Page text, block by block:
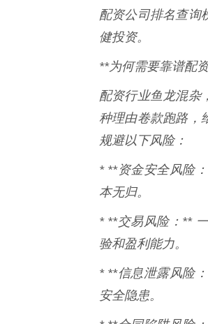
配资公司排名查询
健投资。
**为何需要靠谱配
配资行业鱼龙混杂
种理由卷款跑路，
规避以下风险：
* **资金安全风险
本无归。
* **交易风险：**
验和盈利能力。
* **信息泄露风险
安全隐患。